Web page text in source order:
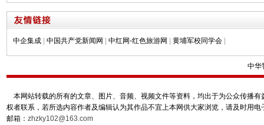
中企集成 中国共产党新闻网 中红网-红色旅游网 黄埔军校同学会
中华
本网站转载的所有的文章、图片、音频、视频文件等资料，均出于为公众传播
权者联系，若所选内容作者及编辑认为其作品不宜上本网供大家浏览，请及时用
邮箱： zhzky102@163.com